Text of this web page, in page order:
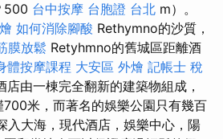
500 台中按摩 台胞證 台北 m）。
如何消除腳酸 Rethymno的沙質，
膜放鬆 Retyhmno的舊城區距離酒
體按摩課程 大安區 外燴 記帳士 稅
店由一棟完全翻新的建築物組成，
米，而著名的娛樂公園只有幾百
入大海，現代酒店，娛樂中心，陽